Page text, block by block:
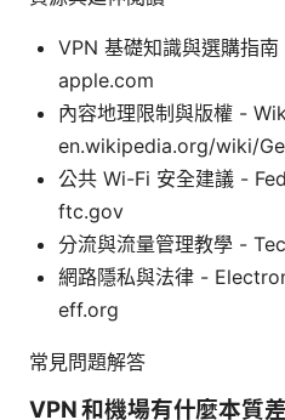
VPN 基礎知識與選購指
apple.com
內容地理限制與版權 -
en.wikipedia.org/wiki/
公共 Wi-Fi 安全建議 -
ftc.gov
分流與流量管理教學 -
網路隱私與法律 -
eff.org
常見問題解答
VPN 和機場有什麼本質